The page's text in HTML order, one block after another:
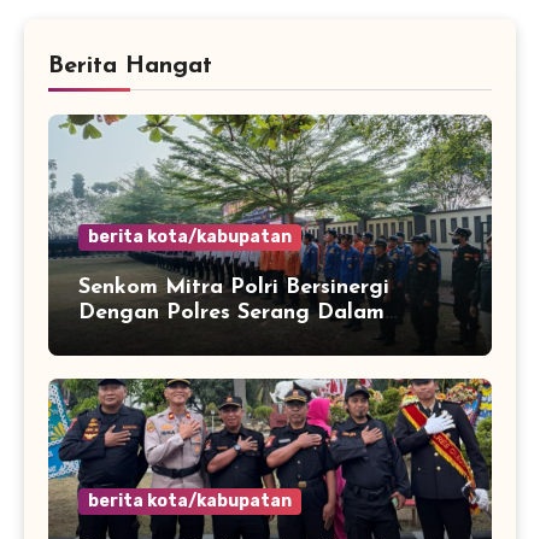
Berita Hangat
berita kota/kabupatan
Senkom Mitra Polri Bersinergi
Dengan Polres Serang Dalam
Rangka Apel Kesiapsiagaan Potensi
Bencana Musim Kemarau
berita kota/kabupatan